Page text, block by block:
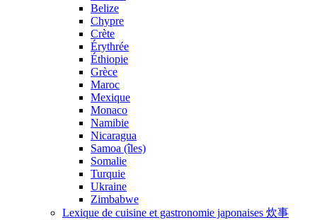
Belize
Chypre
Crète
Érythrée
Éthiopie
Grèce
Maroc
Mexique
Monaco
Namibie
Nicaragua
Samoa (îles)
Somalie
Turquie
Ukraine
Zimbabwe
Lexique de cuisine et gastronomie japonaises 炊事